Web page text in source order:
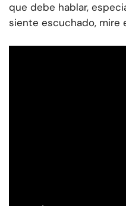
que debe hablar,
siente escuchado, mire